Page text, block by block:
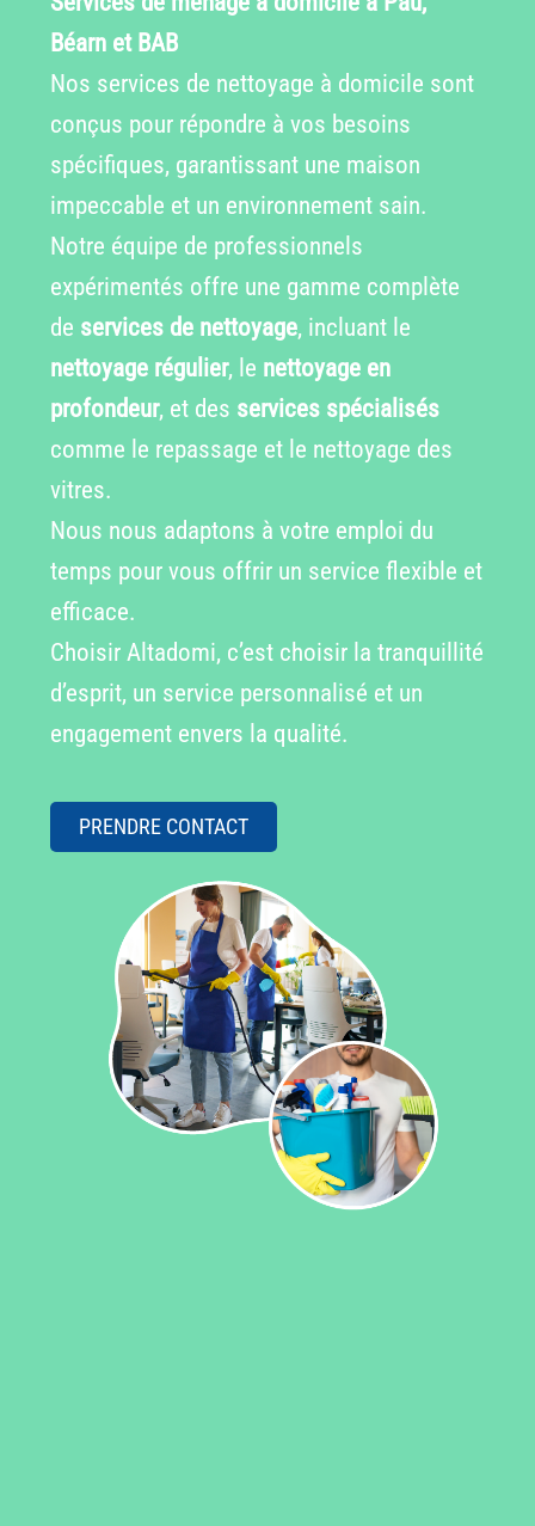
Béarn et BAB
Nos services de nettoyage à domicile sont
conçus pour répondre à vos besoins
spécifiques, garantissant une maison
impeccable et un environnement sain.
Notre équipe de professionnels
expérimentés offre une gamme complète
de services de nettoyage, incluant le
nettoyage régulier, le nettoyage en
profondeur, et des services spécialisés
comme le repassage et le nettoyage des
vitres.
Nous nous adaptons à votre emploi du
temps pour vous offrir un service flexible et
efficace.
Choisir Altadomi, c’est choisir la tranquillité
d’esprit, un service personnalisé et un
engagement envers la qualité.
PRENDRE CONTACT